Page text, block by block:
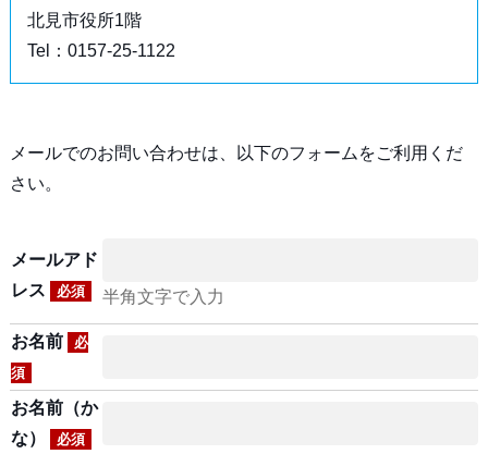
北見市役所1階
Tel：0157-25-1122
メールでのお問い合わせは、以下のフォームをご利用くだ
さい。
メールアド
レス
必須 半角文字で入力
お名前
必
須
お名前（か
な）
必須